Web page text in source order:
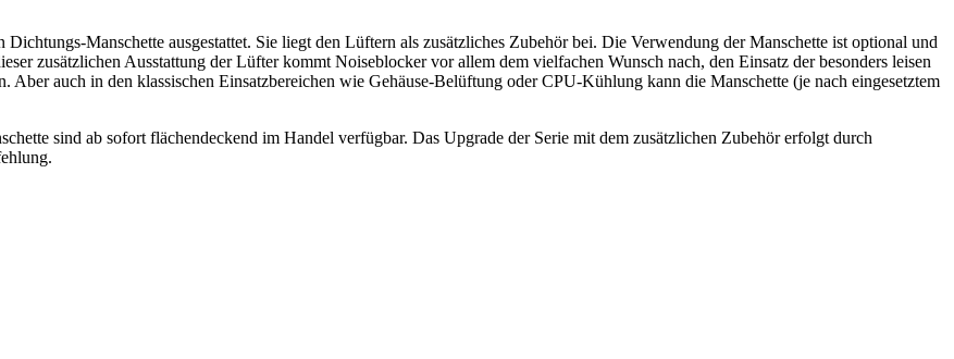
Manschette ausgestattet. Sie liegt den Lüftern als zusätzliches Zubehör bei. Die Verwendung der Manschette ist optional und
zusätzlichen Ausstattung der Lüfter kommt Noiseblocker vor allem dem vielfachen Wunsch nach, den Einsatz der besonders leisen
auch in den klassischen Einsatzbereichen wie Gehäuse-Belüftung oder CPU-Kühlung kann die Manschette (je nach eingesetztem
sind ab sofort flächendeckend im Handel verfügbar. Das Upgrade der Serie mit dem zusätzlichen Zubehör erfolgt durch